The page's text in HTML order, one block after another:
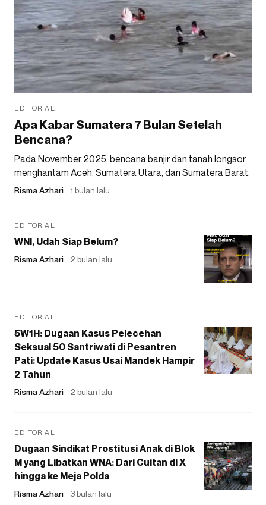
EDITORIAL
Apa Kabar Sumatera 7 Bulan Setelah
Bencana?
Pada November 2025, bencana banjir dan tanah longsor
menghantam Aceh, Sumatera Utara, dan Sumatera Barat.
Risma Azhari 1 bulan lalu
EDITORIAL
WNI, Udah Siap Belum?
Risma Azhari 2 bulan lalu
EDITORIAL
5W1H: Dugaan Kasus Pelecehan
Seksual 50 Santriwati di Pesantren
Pati: Update Kasus Usai Mandek Hampir
2 Tahun
Risma Azhari 2 bulan lalu
EDITORIAL
Dugaan Sindikat Prostitusi Anak di Blok
M yang Libatkan WNA: Dari Cuitan di X
hingga ke Meja Polda
Risma Azhari 3 bulan lalu